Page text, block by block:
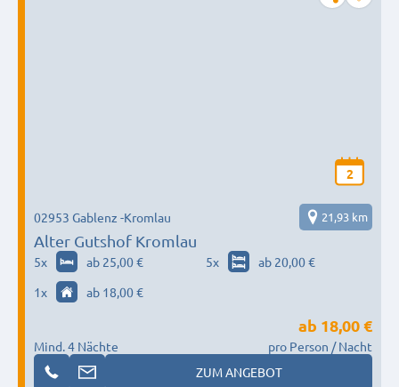
2
Alter Gutshof Kromlau
02953 Gablenz -Kromlau 21,93 km
5x ab 25,00 € 5x
ab 20,00 €
1x ab 18,00 €
Mind. 4 Nächte
ab 18,00 €
pro Person / Nacht
ZUM ANGEBOT